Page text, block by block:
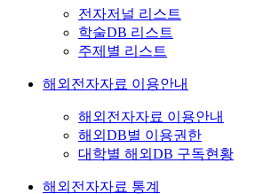
전자저널 리스트
학술DB 리스트
주제별 리스트
해외전자자료 이용안내
해외전자자료 이용안내
해외DB별 이용권한
대학별 해외DB 구독현황
해외전자자료 통계